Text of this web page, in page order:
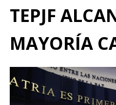
TEPJF
MAYORÍA